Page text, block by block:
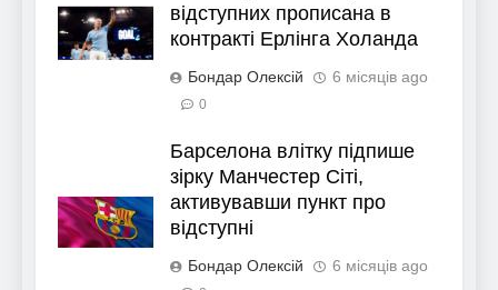
відступних прописана в
контракті Ерлінга Холанда
Бондар Олексій 6 місяців ago
0
Барселона влітку підпише
зірку Манчестер Сіті,
активувавши пункт про
відступні
Бондар Олексій 6 місяців ago